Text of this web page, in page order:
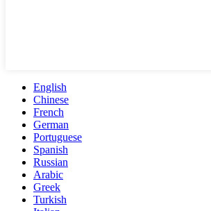
English
Chinese
French
German
Portuguese
Spanish
Russian
Arabic
Greek
Turkish